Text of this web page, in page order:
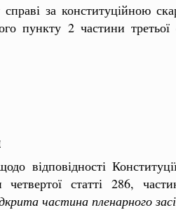
за конституційною
пункту 2 частини
відповідності
статті 286,
частина пленарного